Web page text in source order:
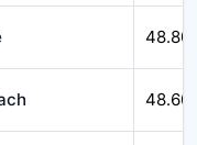
48.601